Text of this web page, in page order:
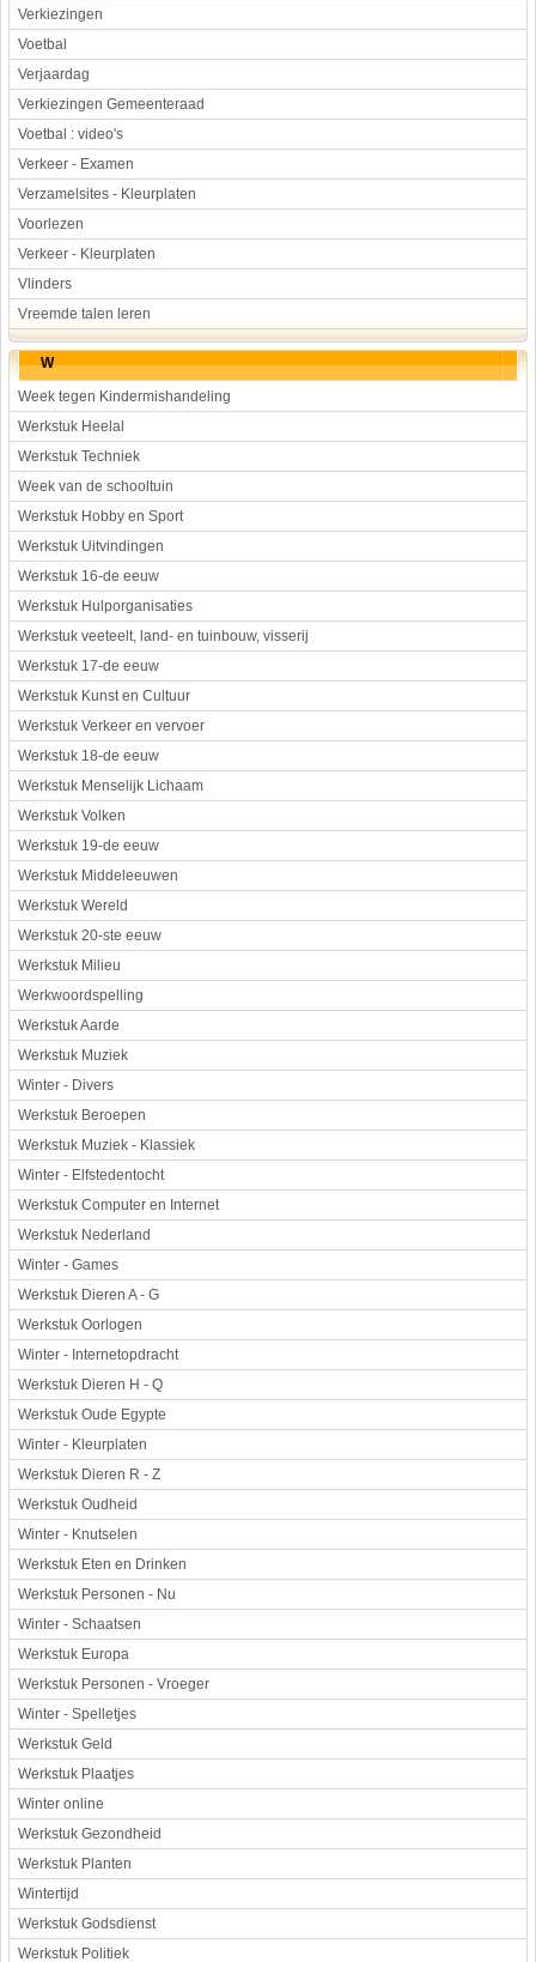
Verkiezingen
Voetbal
Verjaardag
Verkiezingen Gemeenteraad
Voetbal : video's
Verkeer - Examen
Verzamelsites - Kleurplaten
Voorlezen
Verkeer - Kleurplaten
Vlinders
Vreemde talen leren
W
Week tegen Kindermishandeling
Werkstuk Heelal
Werkstuk Techniek
Week van de schooltuin
Werkstuk Hobby en Sport
Werkstuk Uitvindingen
Werkstuk 16-de eeuw
Werkstuk Hulporganisaties
Werkstuk veeteelt, land- en tuinbouw, visserij
Werkstuk 17-de eeuw
Werkstuk Kunst en Cultuur
Werkstuk Verkeer en vervoer
Werkstuk 18-de eeuw
Werkstuk Menselijk Lichaam
Werkstuk Volken
Werkstuk 19-de eeuw
Werkstuk Middeleeuwen
Werkstuk Wereld
Werkstuk 20-ste eeuw
Werkstuk Milieu
Werkwoordspelling
Werkstuk Aarde
Werkstuk Muziek
Winter - Divers
Werkstuk Beroepen
Werkstuk Muziek - Klassiek
Winter - Elfstedentocht
Werkstuk Computer en Internet
Werkstuk Nederland
Winter - Games
Werkstuk Dieren A - G
Werkstuk Oorlogen
Winter - Internetopdracht
Werkstuk Dieren H - Q
Werkstuk Oude Egypte
Winter - Kleurplaten
Werkstuk Dieren R - Z
Werkstuk Oudheid
Winter - Knutselen
Werkstuk Eten en Drinken
Werkstuk Personen - Nu
Winter - Schaatsen
Werkstuk Europa
Werkstuk Personen - Vroeger
Winter - Spelletjes
Werkstuk Geld
Werkstuk Plaatjes
Winter online
Werkstuk Gezondheid
Werkstuk Planten
Wintertijd
Werkstuk Godsdienst
Werkstuk Politiek